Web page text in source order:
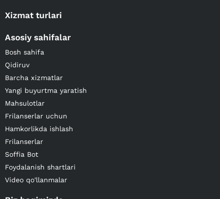
Xizmat turlari
Asosiy sahifalar
Bosh sahifa
Qidiruv
Barcha xizmatlar
Yangi buyurtma yaratish
Mahsulotlar
Frilanserlar uchun
Hamkorlikda ishlash
Frilanserlar
Soffia Bot
Foydalanish shartlari
Video qo'llanmalar